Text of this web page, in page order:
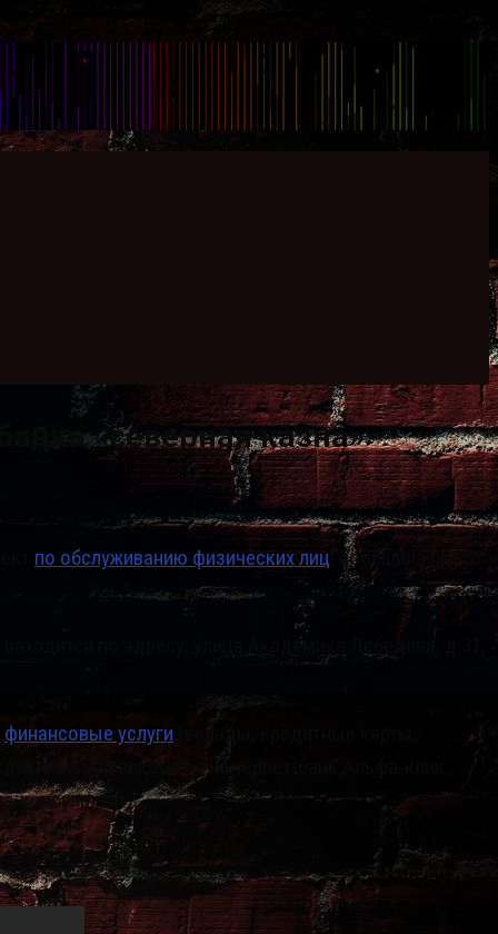
«северная казна»
по обслуживанию физических лиц , сообщила пресс-
по адресу: улица Академика Лебедева, д.31,
финансовые услуги
(банкоматы, интернет-банк Альфа-клик,
консультант).